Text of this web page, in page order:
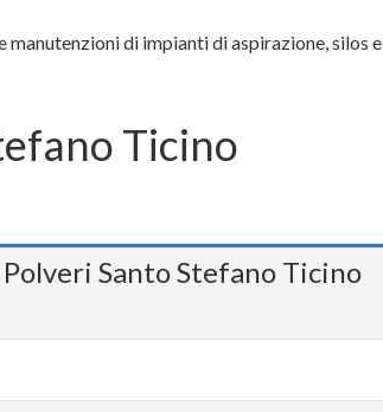
di impianti di aspirazione, silos e
Ticino
Santo Stefano Ticino